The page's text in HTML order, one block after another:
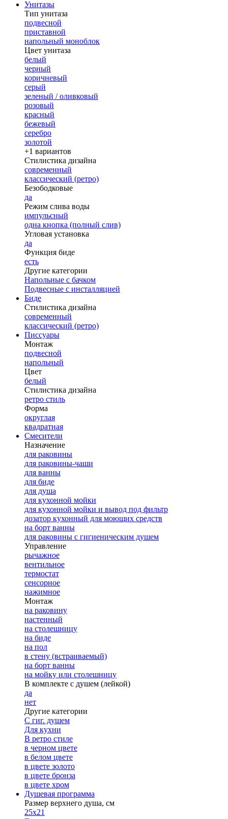
Унитазы
Тип унитаза
подвесной
приставной
напольный моноблок
Цвет унитаза
белый
черный
коричневый
серый
зеленый / оливковый
розовый
красный
бежевый
серебро
золотой
+1 вариантов
Стилистика дизайна
современный
классический (ретро)
Безободковые
да
Режим слива воды
импульсный
одна кнопка (полный слив)
Угловая установка
да
Функция биде
есть
Другие категории
Напольные с бачком
Подвесные с инсталляцией
Биде
Стилистика дизайна
современный
классический (ретро)
Писсуары
Монтаж
подвесной
напольный
Цвет
белый
Стилистика дизайна
ретро стиль
Форма
округлая
квадратная
Смесители
Назначение
для раковины
для раковины-чаши
для ванны
для биде
для душа
для кухонной мойки
для кухонной мойки и вывод под фильтр
дозатор кухонный для моющих средств
на борт ванны
для раковины с гигиеническим душем
Управление
рычажное
вентильное
термостат
сенсорное
нажимное
Монтаж
на раковину
настенный
на столешницу
на биде
на пол
в стену (встраиваемый)
на борт ванны
на мойку или столешницу
В комплекте с душем (лейкой)
да
нет
Другие категории
С гиг. душем
Для кухни
В ретро стиле
в черном цвете
в белом цвете
в цвете золото
в цвете бронза
в цвете хром
Душевая программа
Размер верхнего душа, см
25х21